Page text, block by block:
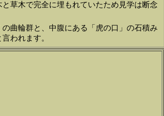
草木で完全に埋もれていたため見学は断念
曲輪群と、中腹にある「虎の口」の石積み
われます。